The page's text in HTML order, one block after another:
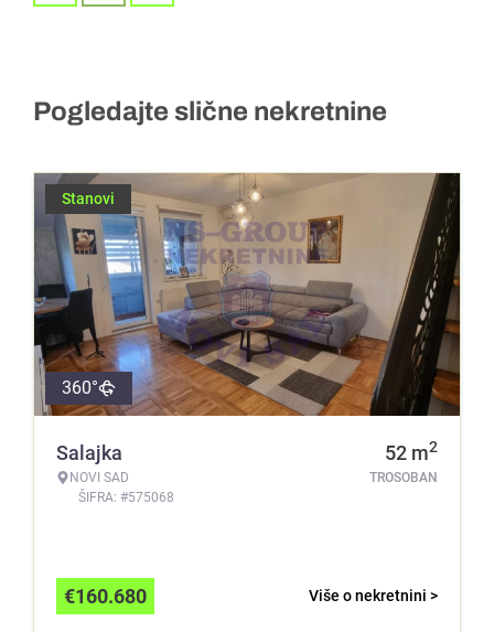
Pogledajte slične nekretnine
Stanovi
360°
Salajka
NOVI SAD
ŠIFRA: #575068
52 m2
TROSOBAN
Više o nekretnini >
€160.680